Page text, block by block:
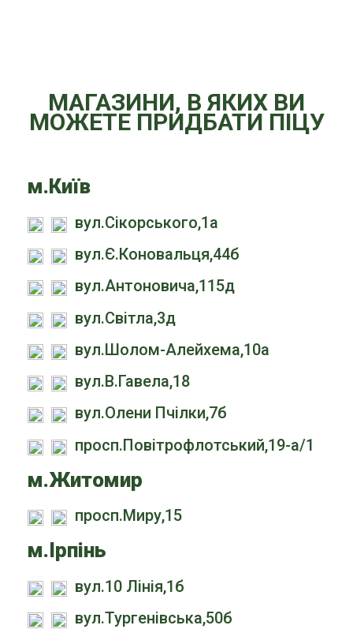
МАГАЗИНИ, В ЯКИХ ВИ
МОЖЕТЕ ПРИДБАТИ ПІЦУ
м.Київ
вул.Сікорського,1а
вул.Є.Коновальця,44б
вул.Антоновича,115д
вул.Світла,3д
вул.Шолом-Алейхема,10а
вул.В.Гавела,18
вул.Олени Пчілки,7б
просп.Повітрофлотський,19-а/1
м.Житомир
просп.Миру,15
м.Ірпінь
вул.10 Лінія,1б
вул.Тургенівська,50б